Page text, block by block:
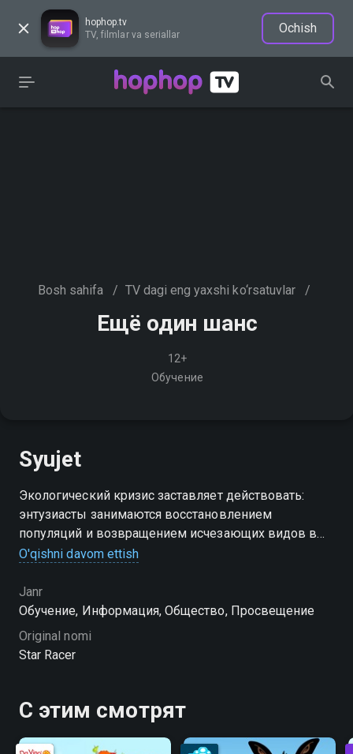
hophop.tv
TV, filmlar va seriallar
Ochish
Bosh sahifa / TV dagi eng yaxshi ko‘rsatuvlar /
Ещё один шанс
12+
Обучение
Syujet
Экологический кризис заставляет действовать:
энтузиасты занимаются восстановлением
популяций и возвращением исчезающих видов в
естественную среду, пытаясь предотвратить точку
O'qishni davom ettish
Janr
Обучение, Информация, Общество, Просвещение
Original nomi
Star Racer
С этим смотрят